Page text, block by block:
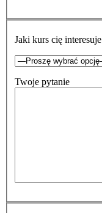
Jaki kurs cię interesuje
Twoje pytanie